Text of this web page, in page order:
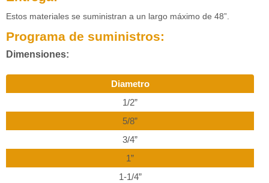
Estos materiales se suministran a un largo máximo de 48”.
Programa de suministros:
Dimensiones:
Diametro
1/2”
5/8”
3/4”
1”
1-1/4”